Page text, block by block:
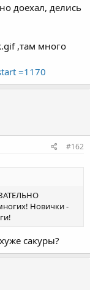
доехал, делись
,там много
=1170
#162
Новички -
сакуры?